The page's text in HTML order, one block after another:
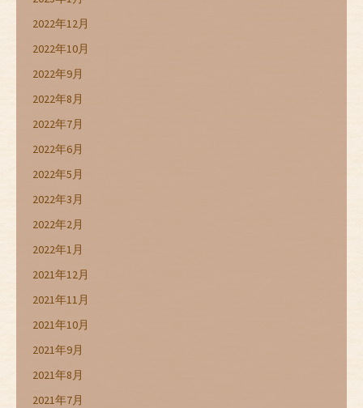
2022年12月
2022年10月
2022年9月
2022年8月
2022年7月
2022年6月
2022年5月
2022年3月
2022年2月
2022年1月
2021年12月
2021年11月
2021年10月
2021年9月
2021年8月
2021年7月